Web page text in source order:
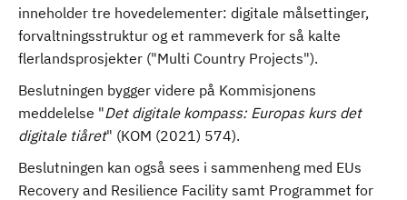
inneholder tre hovedelementer: digitale målsettinger,
forvaltningsstruktur og et rammeverk for så kalte
flerlandsprosjekter ("Multi Country Projects").
Beslutningen bygger videre på Kommisjonens
meddelelse "Det digitale kompass: Europas kurs det
digitale tiåret" (KOM (2021) 574).
Beslutningen kan også sees i sammenheng med EUs
Recovery and Resilience Facility samt Programmet for